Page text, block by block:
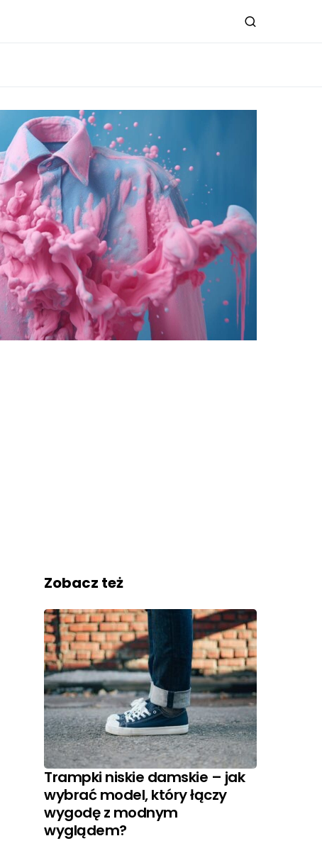
Zobacz też
Trampki niskie damskie – jak
wybrać model, który łączy
wygodę z modnym
wyglądem?